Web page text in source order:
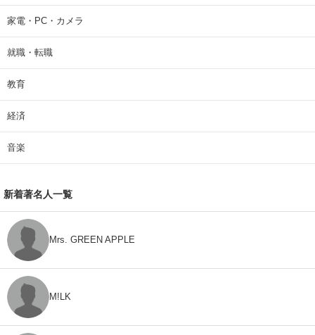
家電・PC・カメラ
就職・転職
教育
経済
音楽
新着著名人一覧
Mrs. GREEN APPLE
M!LK